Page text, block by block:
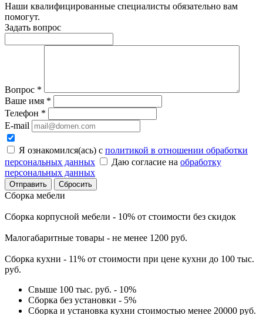
Наши квалифицированные специалисты обязательно вам
помогут.
Задать вопрос
Вопрос *
Ваше имя *
Телефон *
E-mail
Я ознакомился(ась) с политикой в отношении обработки
персональных данных
Даю согласие на обработку
персональных данных
Сбросить
Сборка мебели
Сборка корпусной мебели - 10% от стоимости без скидок
Малогабаритные товары - не менее 1200 руб.
Сборка кухни - 11% от стоимости при цене кухни до 100 тыс.
руб.
Свыше 100 тыс. руб. - 10%
Сборка без установки - 5%
Сборка и установка кухни стоимостью менее 20000 руб.